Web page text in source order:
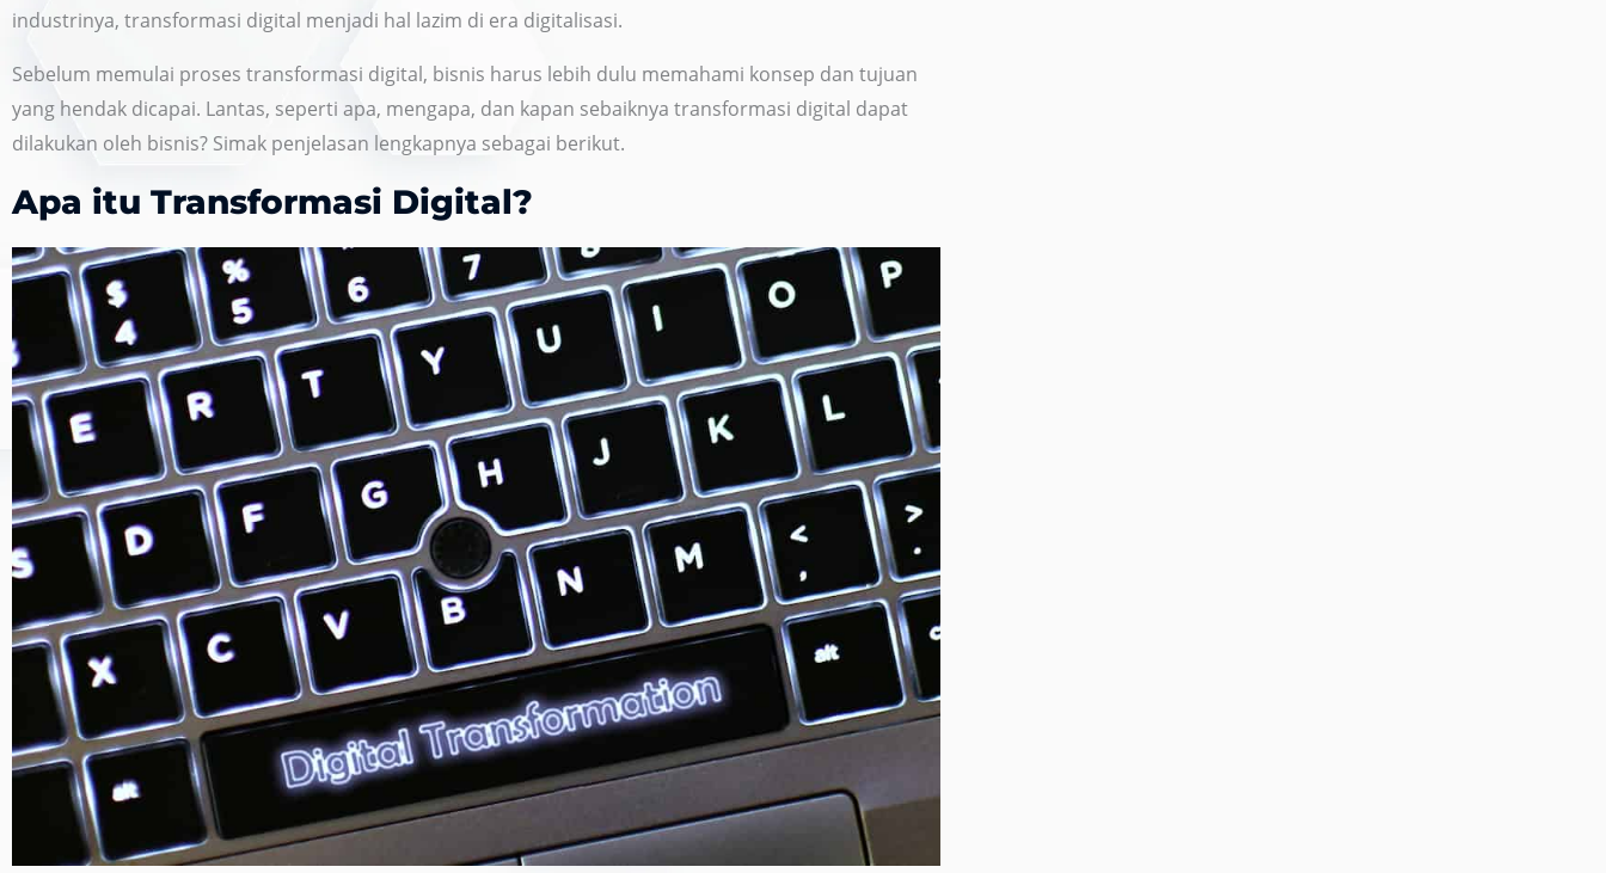
industrinya, transformasi digital menjadi hal lazim di era digitalisasi.
Sebelum memulai proses transformasi digital, bisnis harus lebih dulu memahami konsep dan tujuan
yang hendak dicapai. Lantas, seperti apa, mengapa, dan kapan sebaiknya transformasi digital dapat
dilakukan oleh bisnis? Simak penjelasan lengkapnya sebagai berikut.
Apa itu Transformasi Digital?